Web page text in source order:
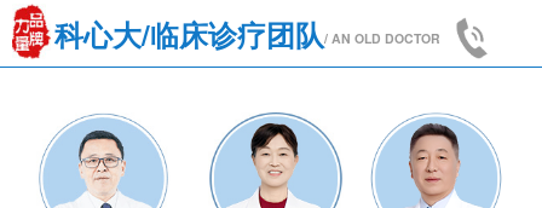
科心大/临床诊疗团队/ AN OLD DOCTOR